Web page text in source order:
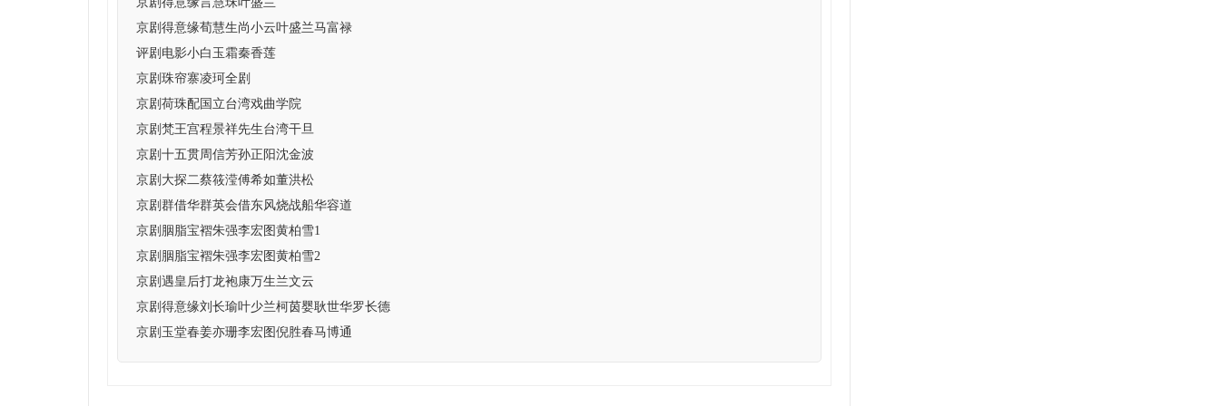
京剧得意缘荀慧生尚小云叶盛兰马富禄
评剧电影小白玉霜秦香莲
京剧珠帘寨凌珂全剧
京剧荷珠配国立台湾戏曲学院
京剧梵王宫程景祥先生台湾干旦
京剧十五贯周信芳孙正阳沈金波
京剧大探二蔡筱滢傅希如董洪松
京剧群借华群英会借东风烧战船华容道
京剧胭脂宝褶朱强李宏图黄柏雪1
京剧胭脂宝褶朱强李宏图黄柏雪2
京剧遇皇后打龙袍康万生兰文云
京剧得意缘刘长瑜叶少兰柯茵婴耿世华罗长德
京剧玉堂春姜亦珊李宏图倪胜春马博通